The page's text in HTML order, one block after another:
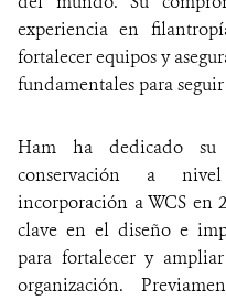
experiencia en
fortalecer equipos y
fundamentales para
Ham ha dedicado su
conservación a
incorporación a WCS en
clave en el diseño e
para fortalecer y
organización.